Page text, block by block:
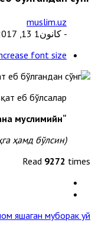
muslim.uz
- كانون1 13, 2017
font size
еб бўлсалар:
“Алҳамдулиллаҳиллазий атъамана ва сақона ва жаъалана муслимийн”,
(Бизларни овқатлантириб, суғориб ва мусулмонлардан қилган Аллоҳга ҳамд бўлсин)
Read 9272 times
яшаган муборак уй »